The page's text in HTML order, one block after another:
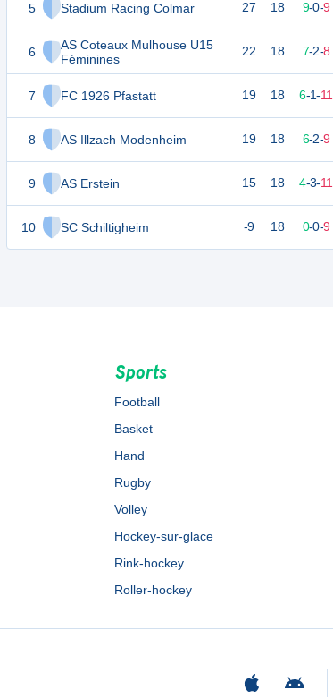
5 Stadium Racing Colmar
6
AS Coteaux Mulhouse U15
Féminines
7 FC 1926 Pfastatt
8 AS Illzach Modenheim
9 AS Erstein
10 SC Schiltigheim
27 18 9-0-9
22 18 7-2-8
19 18 6-1-11
19 18 6-2-9
15 18 4-3-11
-9 18 0-0-9
Sports
Football
Basket
Hand
Rugby
Volley
Hockey-sur-glace
Rink-hockey
Roller-hockey